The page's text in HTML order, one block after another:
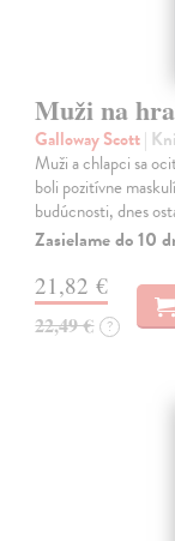
Muži na
Galloway Scott|
Muži a chlapci sa
boli pozitívne
budúcnosti, dnes
Zasielame do 10
21,82 €
22,49 € ?